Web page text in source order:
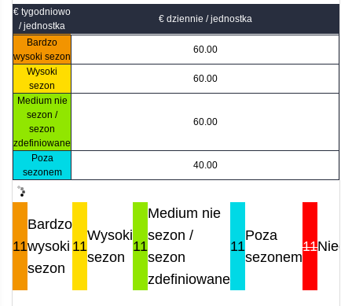
€ tygodniowo
/ jednostka
€ dziennie / jednostka
Bardzo
wysoki sezon
60.00
Wysoki
sezon
60.00
Medium nie
sezon /
sezon
zdefiniowane
60.00
Poza
sezonem
40.00
11
Bardzo
wysoki
sezon
11
Wysoki
sezon
11
Medium nie
sezon /
sezon
zdefiniowane
11
Poza
sezonem
11